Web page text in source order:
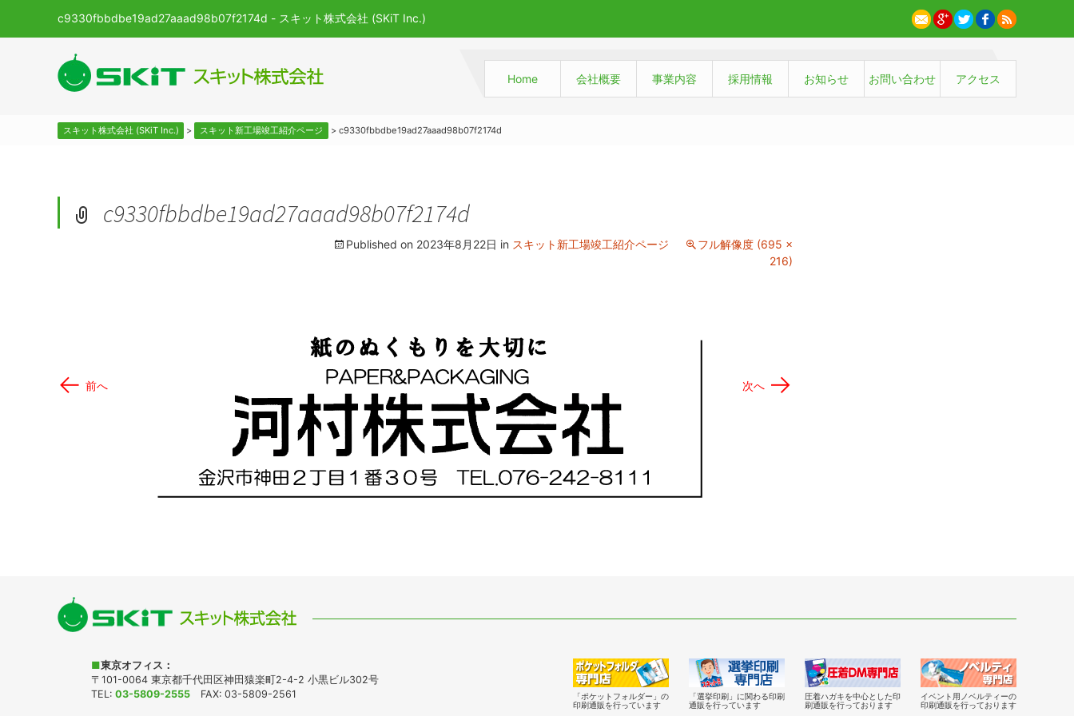
c9330fbbdbe19ad27aaad98b07f2174d - スキット株式会社 (SKiT Inc.)
Home 会社概要 事業内容 採用情報 お知らせ お問い合わせ アクセス
スキット株式会社 (SKiT Inc.) > スキット新工場竣工紹介ページ > c9330fbbdbe19ad27aaad98b07f2174d
c9330fbbdbe19ad27aaad98b07f2174d
Published on 2023年8月22日 in スキット新工場竣工紹介ページ
フル解像度 (695 ×
216)
← 前へ 次へ →
■東京オフィス：
〒101-0064 東京都千代田区神田猿楽町2-4-2 小黒ビル302号
TEL: 03-5809-2555 FAX: 03-5809-2561
「ポケットフォルダー」の
印刷通販を行っています
「選挙印刷」に関わる印刷
通販を行っています
圧着ハガキを中心とした印
刷通販を行っております
イベント用ノベルティーの
印刷通販を行っております